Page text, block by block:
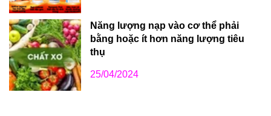
Năng lượng nạp vào cơ thể phải
bằng hoặc ít hơn năng lượng tiêu
thụ
25/04/2024